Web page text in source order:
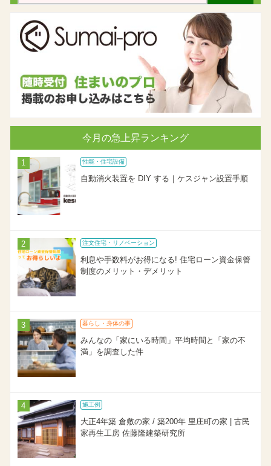
今月の急上昇ランキング
性能・住宅設備
自動消火装置を DIY する｜ケスジャン設置手順
注文住宅・リノベーション
利息や手数料がお得になる! 住宅ローン資金保管
制度のメリット・デメリット
暮らし・身体の事
みんなの「家にいる時間」平均時間と「家の不
満」を調査した件
施工例
大正4年築 倉敷の家 / 築200年 里庄町の家 | 古民
家再生工房 佐藤隆建築研究所